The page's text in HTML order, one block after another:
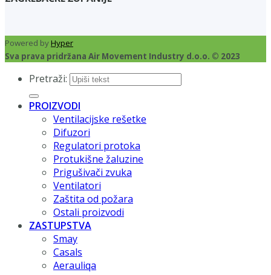
Powered byHyper
Sva prava pridržana Air Movement Industry d.o.o. © 2023
Pretraži:
PROIZVODI
Ventilacijske rešetke
Difuzori
Regulatori protoka
Protukišne žaluzine
Prigušivači zvuka
Ventilatori
Zaštita od požara
Ostali proizvodi
ZASTUPSTVA
Smay
Casals
Aerauliqa